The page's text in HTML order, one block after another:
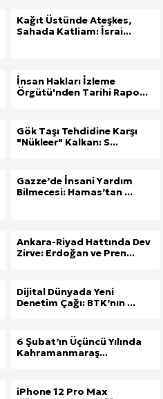
Kağıt Üstünde Ateşkes,
Sahada Katliam: İsrai...
İnsan Hakları İzleme
Örgütü'nden Tarihi Rapo...
Gök Taşı Tehdidine Karşı
"Nükleer" Kalkan: S...
Gazze’de İnsani Yardım
Bilmecesi: Hamas’tan ...
Ankara-Riyad Hattında Dev
Zirve: Erdoğan ve Pren...
Dijital Dünyada Yeni
Denetim Çağı: BTK’nın ...
6 Şubat’ın Üçüncü Yılında
Kahramanmaraş...
iPhone 12 Pro Max